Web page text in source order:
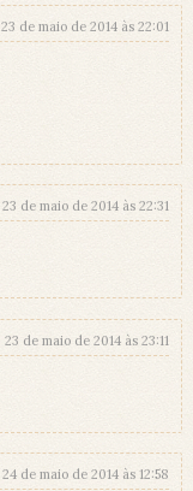
23 de maio de 2014 às 22:01
23 de maio de 2014 às 22:31
23 de maio de 2014 às 23:11
24 de maio de 2014 às 12:58